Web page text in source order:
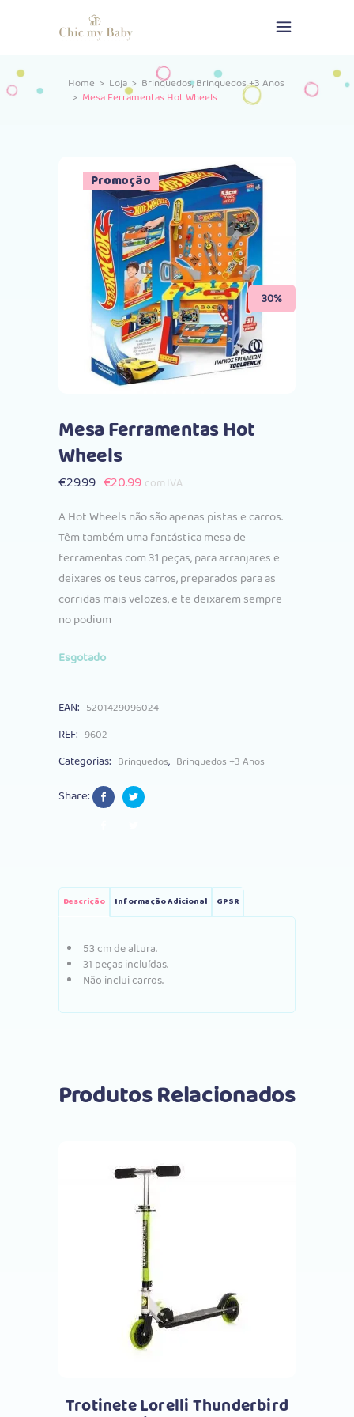
Home > Loja> Brinquedos,Brinquedos +3 Anos
> Mesa Ferramentas Hot Wheels
Esgotado
Promoção
30%
Mesa Ferramentas Hot
Wheels
€29.99 O
original
era:
€29.99.
€20.99O
atual
é:
€20.99.
com IVA
A Hot Wheels não são apenas pistas e carros.
Têm também uma fantástica mesa de
ferramentas com 31 peças, para arranjares e
deixares os teus carros, preparados para as
corridas mais velozes, e te deixarem sempre
no podium
Esgotado
EAN: 5201429096024
REF: 9602
Categorias: Brinquedos, Brinquedos +3 Anos
Share:
Descrição Informação Adicional GPSR
53 cm de altura.
31 peças incluídas.
Não inclui carros.
Produtos Relacionados
Trotinete Lorelli Thunderbird